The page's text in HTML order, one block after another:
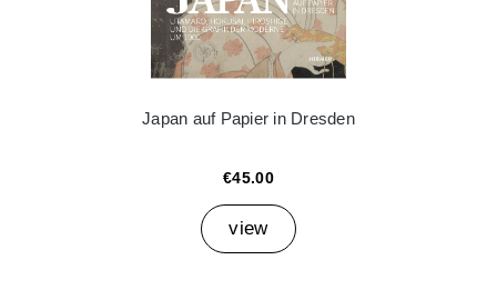
Japan auf Papier in Dresden
€45.00
view